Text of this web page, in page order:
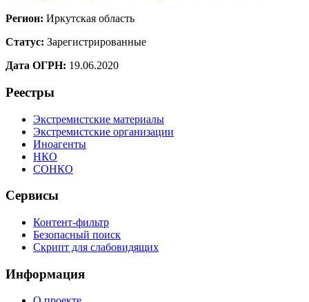
Регион: Иркутская область
Статус: Зарегистрированные
Дата ОГРН: 19.06.2020
Реестры
Экстремистские материалы
Экстремистские организации
Иноагенты
НКО
СОНКО
Сервисы
Контент-фильтр
Безопасный поиск
Скрипт для слабовидящих
Информация